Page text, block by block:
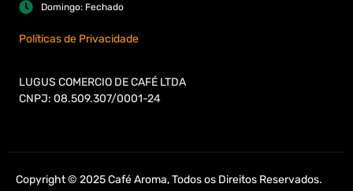
Domingo: Fechado
Políticas de Privacidade
LUGUS COMERCIO DE CAFÉ LTDA
CNPJ: 08.509.307/0001-24
Copyright © 2025 Café Aroma, Todos os Direitos Reservados.